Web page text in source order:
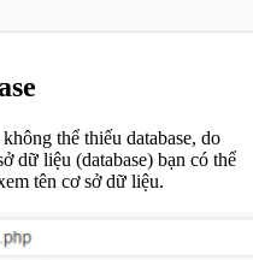
thể thiếu database, do
dữ liệu (database) bạn có thể
tên cơ sở dữ liệu.